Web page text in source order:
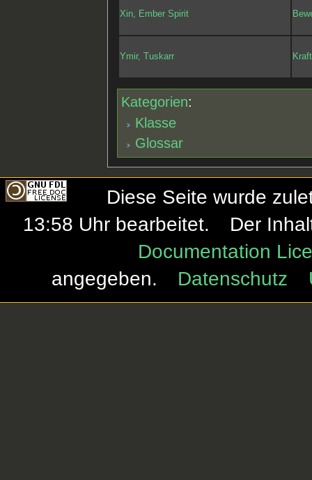
Xin, Ember Spirit
Ymir, Tuskarr Kraft
Kategorien:
Klasse
Glossar
Diese Seite wurde
13:58 Uhr bearbeitet.
Der
Documentation
angegeben.
Datenschutz